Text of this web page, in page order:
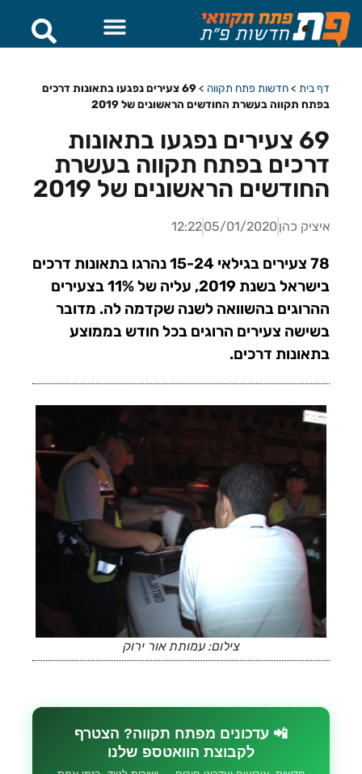
דף בית >חדשות פתח תקווה >
69 צעירים נפגעו בתאונות דרכים
בפתח תקווה בעשרת החודשים הראשונים של 2019
69 צעירים נפגעו בתאונות
דרכים בפתח תקווה בעשרת
החודשים הראשונים של 2019
איציק כהן 05/01/2020
12:22
78 צעירים בגילאי 15-24 נהרגו בתאונות דרכים
בישראל בשנת 2019, עליה של 11% בצעירים
ההרוגים בהשוואה לשנה שקדמה לה. מדובר
בשישה צעירים הרוגים בכל חודש בממוצע
בתאונות דרכים.
צילום: עמותת אור ירוק
📲 עדכונים מפתח תקווה? הצטרף
לקבוצת הוואטספ שלנו